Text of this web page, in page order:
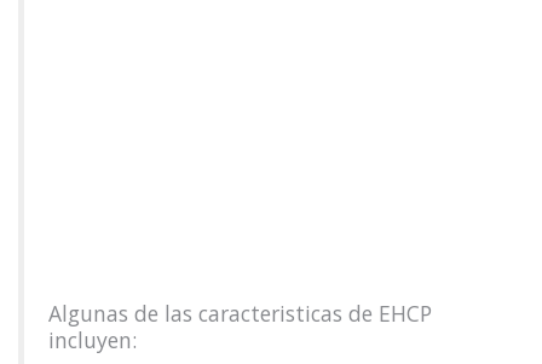
Algunas de las caracteristicas de EHCP
incluyen: